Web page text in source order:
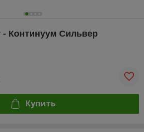
Континуум Сильвер
Купить